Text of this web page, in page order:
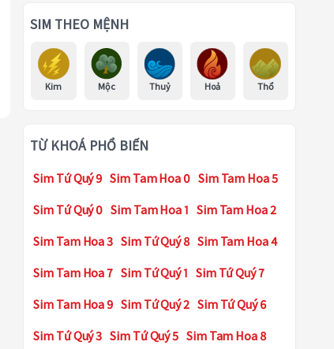
SIM THEO MỆNH
Kim Mộc Thuỷ Hoả Thổ
TỪ KHOÁ PHỔ BIẾN
Sim Tứ Quý 9 Sim Tam Hoa 0 Sim Tam Hoa 5
Sim Tứ Quý 0 Sim Tam Hoa 1 Sim Tam Hoa 2
Sim Tam Hoa 3 Sim Tứ Quý 8 Sim Tam Hoa 4
Sim Tam Hoa 7 Sim Tứ Quý 1 Sim Tứ Quý 7
Sim Tam Hoa 9 Sim Tứ Quý 2 Sim Tứ Quý 6
Sim Tứ Quý 3 Sim Tứ Quý 5 Sim Tam Hoa 8